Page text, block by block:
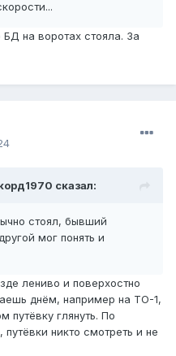
БД на воротах стояла. За
сказал:
стоял, бывший
мог понять и
лениво и поверхостно
днём, например на ТО-1,
путёвку глянуть. По
никто смотреть и не